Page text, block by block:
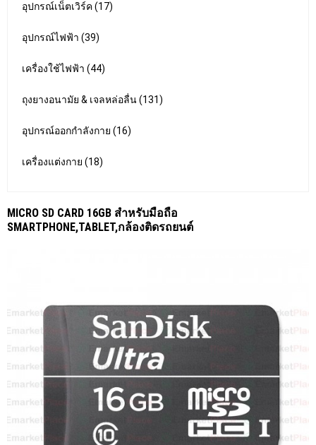
อุปกรณ์เน็ตเวิร์ค (17)
อุปกรณ์ไฟฟ้า (39)
เครื่องใช้ไฟฟ้า (44)
ถุงยางอนามัย & เจลหล่อลื่น (131)
อุปกรณ์ออกกำลังกาย (16)
เครื่องแต่งกาย (18)
MICRO SD CARD 16GB สำหรับมือถือ
SMARTPHONE,TABLET,กล้องติดรถยนต์